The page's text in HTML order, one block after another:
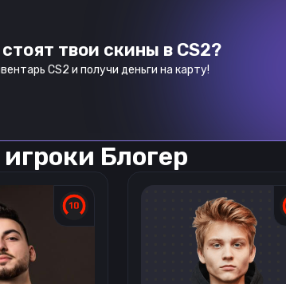
твои скины в CS2?
CS2 и получи деньги на карту!
Блогер